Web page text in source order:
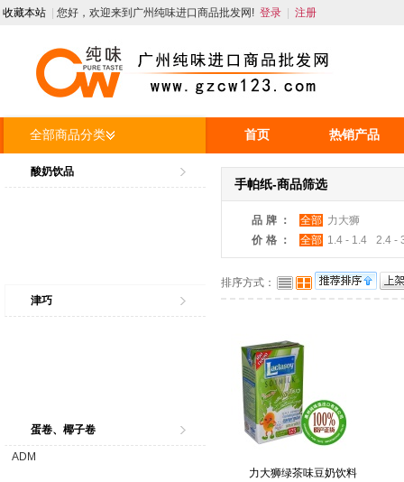
收藏本站 您好，欢迎来到广州纯味进口商品批发网! 登录 注册
全部商品分类
酸奶饮品
津巧
蛋卷、椰子卷
ADM
首页 热销产品
人才招聘 资讯
手帕纸-商品筛选
品牌： 全部 力大狮
价格：
全部 1.4 - 1.4 2.4 -
排序方式：
力大狮绿茶味豆奶饮料